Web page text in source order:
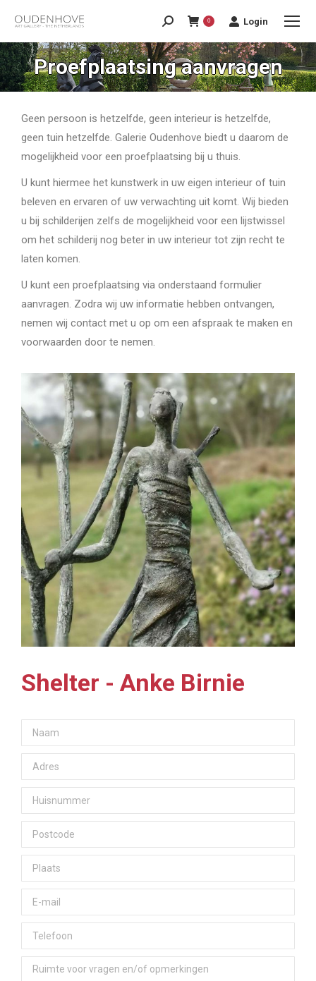
0 Login
Proefplaatsing aanvragen
Geen persoon is hetzelfde, geen interieur is hetzelfde,
geen tuin hetzelfde. Galerie Oudenhove biedt u daarom de
mogelijkheid voor een proefplaatsing bij u thuis.
U kunt hiermee het kunstwerk in uw eigen interieur of tuin
beleven en ervaren of uw verwachting uit komt. Wij bieden
u bij schilderijen zelfs de mogelijkheid voor een lijstwissel
om het schilderij nog beter in uw interieur tot zijn recht te
laten komen.
U kunt een proefplaatsing via onderstaand formulier
aanvragen. Zodra wij uw informatie hebben ontvangen,
nemen wij contact met u op om een afspraak te maken en
voorwaarden door te nemen.
Shelter - Anke Birnie